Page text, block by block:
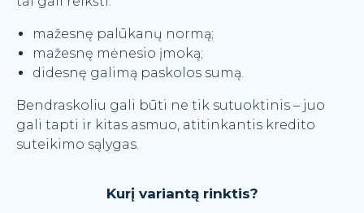
mažesnę palūkanų normą;
mažesnę mėnesio įmoką;
didesnę galimą paskolos sumą.
Bendraskoliu gali būti ne tik sutuoktinis – juo
gali tapti ir kitas asmuo, atitinkantis kredito
suteikimo sąlygas.
Kurį variantą rinktis?